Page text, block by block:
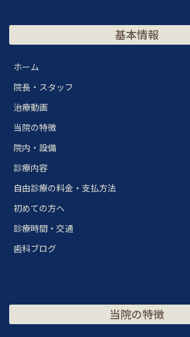
基本情報
ホーム
院長・スタッフ
治療動画
当院の特徴
院内・設備
診療内容
自由診療の料金・支払方法
初めての方へ
診療時間・交通
歯科ブログ
当院の特徴